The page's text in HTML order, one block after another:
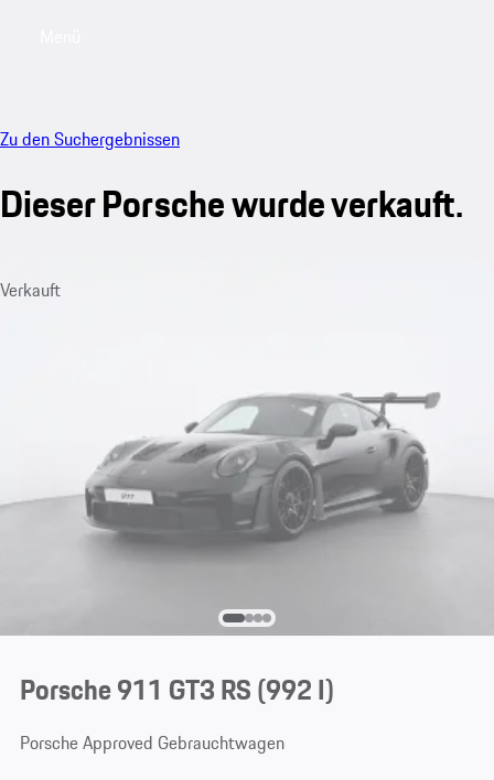
Zu den Suchergebnissen
Dieser Porsche wurde verkauft.
Verkauft
Porsche 911 GT3 RS(992 I)
Porsche Approved Gebrauchtwagen